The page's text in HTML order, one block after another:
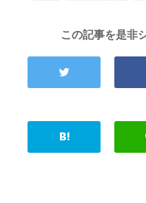
この記事を是非